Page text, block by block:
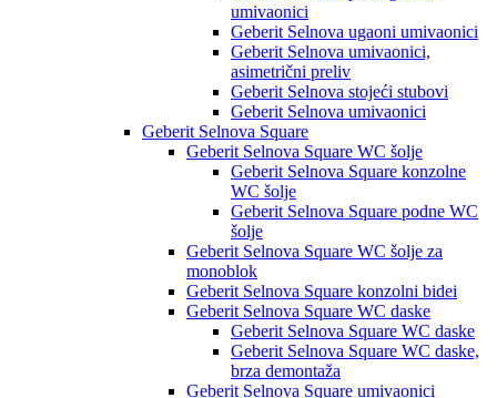
umivaonici
Geberit Selnova ugaoni umivaonici
Geberit Selnova umivaonici,
asimetrični preliv
Geberit Selnova stojeći stubovi
Geberit Selnova umivaonici
Geberit Selnova Square
Geberit Selnova Square WC šolje
Geberit Selnova Square konzolne
WC šolje
Geberit Selnova Square podne WC
šolje
Geberit Selnova Square WC šolje za
monoblok
Geberit Selnova Square konzolni bidei
Geberit Selnova Square WC daske
Geberit Selnova Square WC daske
Geberit Selnova Square WC daske,
brza demontaža
Geberit Selnova Square umivaonici